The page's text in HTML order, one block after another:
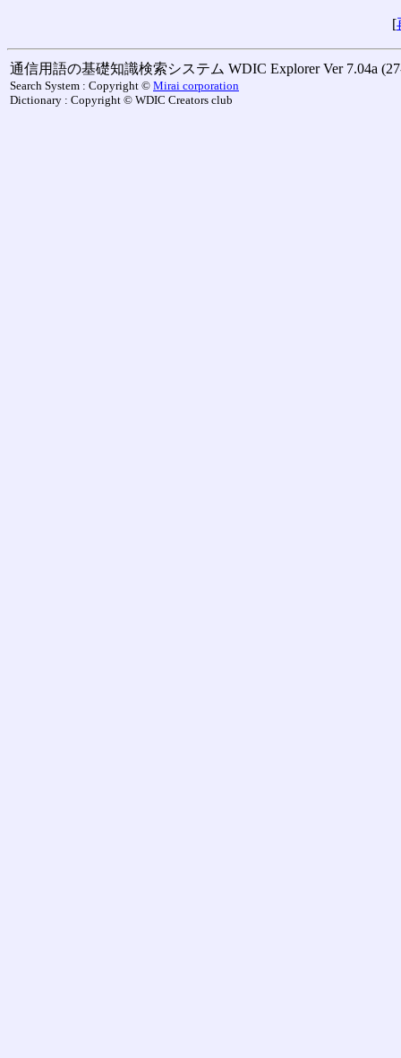
[
通信用語の基礎知識検索システム WDIC Explorer Ver 7.04a
Search System : Copyright © Mirai corporation
Dictionary : Copyright © WDIC Creators club